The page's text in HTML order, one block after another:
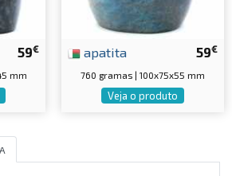
59€
mm
59€
apatita
760 gramas | 100x75x55 mm
Veja o produto